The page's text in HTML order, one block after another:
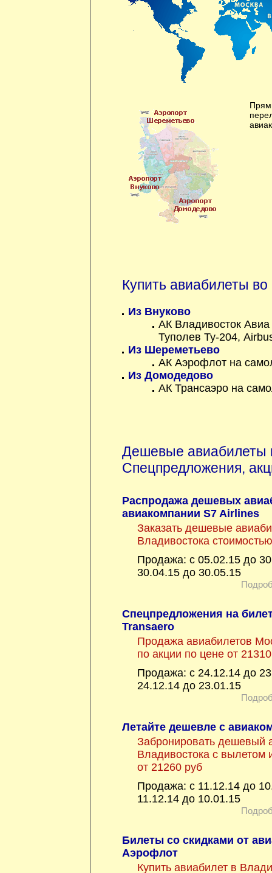
Купить авиабилеты
Из Внуково
АК Владивосток Авиа
Туполев Ту-204,
Из Шереметьево
АК Аэрофлот на
Из Домодедово
АК Трансаэро на
Дешевые авиабилеты
Спецпредложения,
Распродажа дешевых
авиакомпании S7 Airlines
Заказать дешевые
Владивостока
Продажа: с 05.02.15 до
30.04.15 до 30.05.15
Спецпредложения на
Transaero
Продажа авиабилетов
по акции по цене от
Продажа: с 24.12.14 до
24.12.14 до 23.01.15
Летайте дешевле с
Забронировать дешевый
Владивостока с вылетом
от 21260 руб
Продажа: с 11.12.14 до
11.12.14 до 10.01.15
Билеты со скидками от
Аэрофлот
Купить авиабилет в